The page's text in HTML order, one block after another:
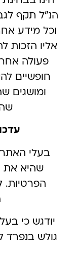
הנ”ל תקף
וכל מידע
אליו הזכות
פעולה
חופשיים
ומושגים
בעלי האתר
שהיא את
הפרטיות.
יודגש כי
גולש בנפרד